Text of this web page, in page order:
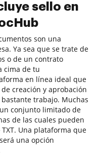
sello en
son una
Ya sea que se trate de
o de un contrato
cima de tu
en línea ideal que
creación y aprobación
trabajo. Muchas
conjunto limitado de
de las cuales pueden
Una plataforma que
una opción